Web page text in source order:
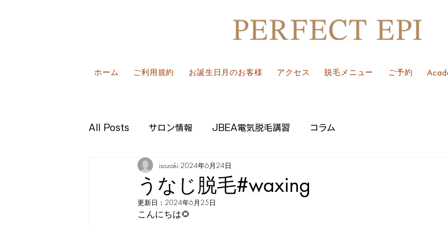
ホーム ご利用規約 お誕生日月のお客様 アクセス 脱毛メニュー ご予約
All Posts サロン情報 JBEA電気脱毛講習 コラム
うなじ脱毛#waxing
isozaki 2024年6月24日
更新日： 2024年6月25日
こんにちは🌻